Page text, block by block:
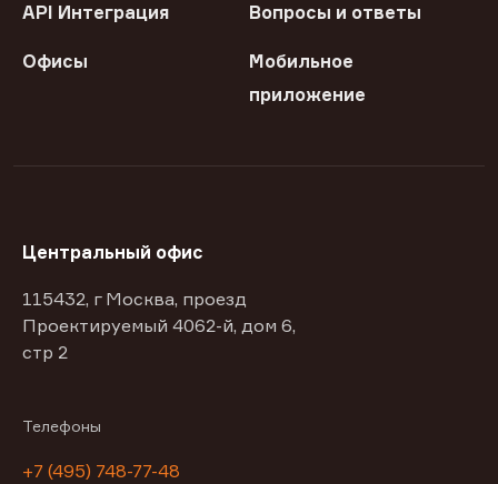
API Интеграция Вопросы и ответы
Офисы
Мобильное
приложение
Центральный офис
115432, г Москва, проезд
Проектируемый 4062-й, дом 6,
стр 2
Телефоны
+7 (495) 748-77-48